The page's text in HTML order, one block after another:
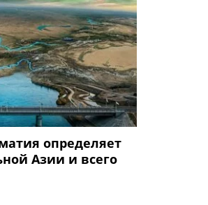
определяет
Азии и всего